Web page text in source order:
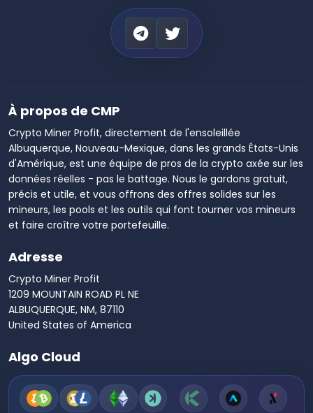
À propos de CMP
Crypto Miner Profit, directement de l'ensoleillée
Albuquerque, Nouveau-Mexique, dans les grands États-Unis
d'Amérique, est une équipe de pros de la crypto axée sur les
données réelles - pas le battage. Nous le gardons gratuit,
précis et utile, et vous offrons des offres solides sur les
mineurs, les pools et les outils qui font tourner vos mineurs
et faire croître votre portefeuille.
Adresse
Crypto Miner Profit
1209 MOUNTAIN ROAD PL NE
ALBUQUERQUE, NM, 87110
United States of America
Algo Cloud